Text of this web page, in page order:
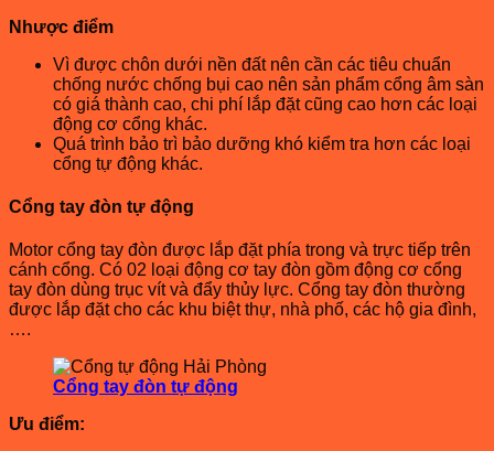
Nhược điểm
Vì được chôn dưới nền đất nên cần các tiêu chuẩn
chống nước chống bụi cao nên sản phẩm cổng âm sàn
có giá thành cao, chi phí lắp đặt cũng cao hơn các loại
động cơ cổng khác.
Quá trình bảo trì bảo dưỡng khó kiểm tra hơn các loại
cổng tự động khác.
Cổng tay đòn tự động
Motor cổng tay đòn được lắp đặt phía trong và trực tiếp trên
cánh cổng. Có 02 loại động cơ tay đòn gồm động cơ cổng
tay đòn dùng trục vít và đẩy thủy lực. Cổng tay đòn thường
được lắp đặt cho các khu biệt thự, nhà phố, các hộ gia đình,
….
Cổng tay đòn tự động
Ưu điểm: